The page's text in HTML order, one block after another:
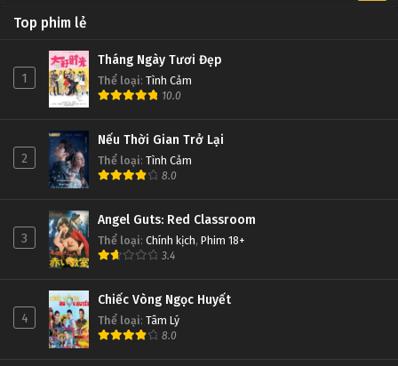
Top phim lẻ
1
Tháng Ngày Tươi Đẹp
Thể loại: Tình Cảm
10.0
2
Nếu Thời Gian Trở Lại
Thể loại: Tình Cảm
8.0
3
Angel Guts: Red Classroom
Thể loại: Chính kịch, Phim 18+
3.4
4
Chiếc Vòng Ngọc Huyết
Thể loại: Tâm Lý
8.0